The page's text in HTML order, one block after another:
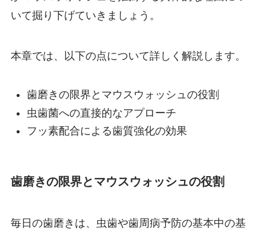
いて掘り下げていきましょう。
本章では、以下の点について詳しく解説します。
歯磨きの限界とマウスウォッシュの役割
虫歯菌への直接的なアプローチ
フッ素配合による歯質強化の効果
歯磨きの限界とマウスウォッシュの役割
毎日の歯磨きは、虫歯や歯周病予防の基本中の基